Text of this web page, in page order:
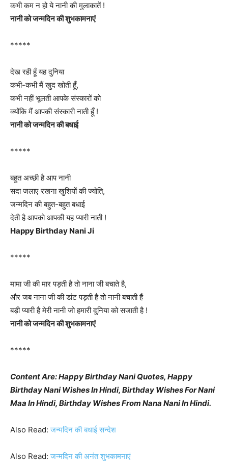
कभी कम न हो ये नानी की मुलाकातें !
नानी को जन्मदिन की शुभकामनाएं
*****
देख रही हूँ यह दुनिया
कभी-कभी मैं खुद खोती हूँ,
कभी नहीं भूलती आपके संस्कारों को
क्योंकि मैं आपकी संस्कारी नाती हूँ !
नानी को जन्मदिन की बधाई
*****
बहुत अच्छी है आप नानी
सदा जलाए रखना खुशियों की ज्योति,
जन्मदिन की बहुत-बहुत बधाई
देती है आपको आपकी यह प्यारी नाती !
Happy Birthday Nani Ji
*****
मामा जी की मार पड़ती है तो नाना जी बचाते है,
और जब नाना जी की डांट पड़ती है तो नानी बचाती हैं
बड़ी प्यारी है मेरी नानी जो हमारी दुनिया को सजाती है !
नानी को जन्मदिन की शुभकामनाएं
*****
Content Are: Happy Birthday Nani Quotes, Happy
Birthday Nani Wishes In Hindi, Birthday Wishes For Nani
Maa In Hindi, Birthday Wishes From Nana Nani In Hindi.
Also Read:जन्मदिन की बधाई सन्देश
Also Read:जन्मदिन की अनंत शुभकामनाएं